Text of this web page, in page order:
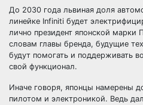
До 2030 года львиная доля
линейке Infiniti будет
лично президент японской марки
словам главы бренда, будущие
будут помогать и поддерживать
свой функционал.
Иначе говоря, японцы намерены
пилотом и электроникой. Ведь